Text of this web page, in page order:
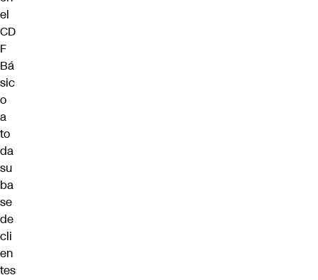
el
CD
F
Bá
sic
o
a
to
da
su
ba
se
de
cli
en
tes